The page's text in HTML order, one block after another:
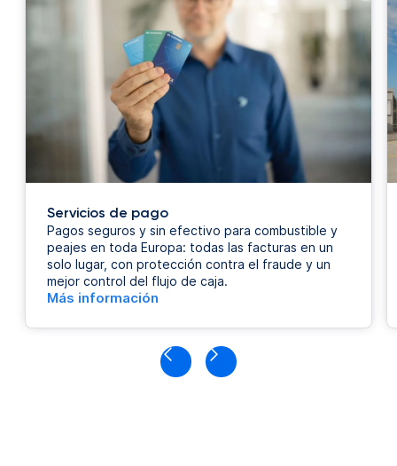
Servicios de pago
Pagos seguros y sin efectivo para combustible y
peajes en toda Europa: todas las facturas en un
solo lugar, con protección contra el fraude y un
mejor control del flujo de caja.
Más información